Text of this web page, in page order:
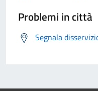
Problemi in città
Segnala